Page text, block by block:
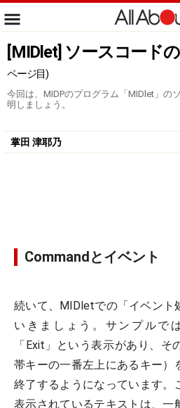
[MIDlet] ソースコード
ページ目)
今回は、MIDPのプログラム「MIDlet」の
明しましょう。
掌田 津耶乃
Commandとイベント
続いて、MIDletでの「イベント
いきましょう。サンプルで
「Exit」という表示があり、
帯キーの一番左上にあるキー）
終了するようになっています。
表示されているテキストは、一